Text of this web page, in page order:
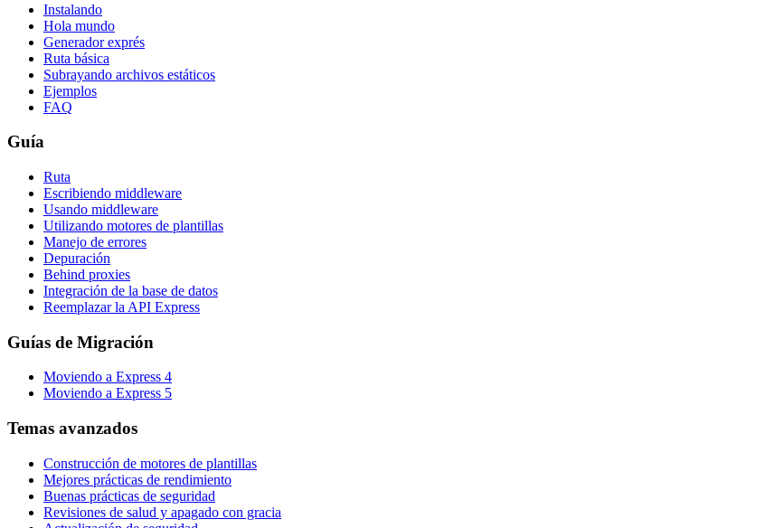
Instalando
Hola mundo
Generador exprés
Ruta básica
Subrayando archivos estáticos
Ejemplos
FAQ
Guía
Ruta
Escribiendo middleware
Usando middleware
Utilizando motores de plantillas
Manejo de errores
Depuración
Behind proxies
Integración de la base de datos
Reemplazar la API Express
Guías de Migración
Moviendo a Express 4
Moviendo a Express 5
Temas avanzados
Construcción de motores de plantillas
Mejores prácticas de rendimiento
Buenas prácticas de seguridad
Revisiones de salud y apagado con gracia